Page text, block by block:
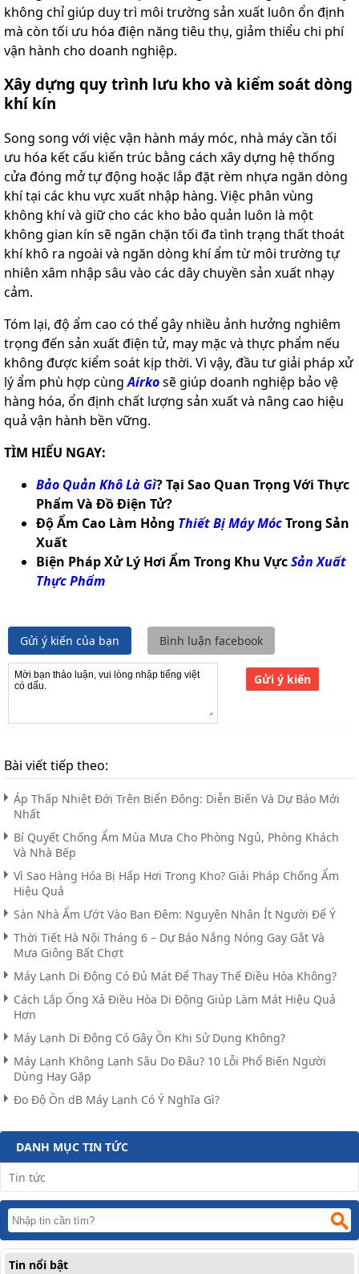
không chỉ giúp duy trì môi trường sản xuất luôn ổn định
mà còn tối ưu hóa điện năng tiêu thụ, giảm thiểu chi phí
vận hành cho doanh nghiệp.
Xây dựng quy trình lưu kho và kiểm soát dòng
khí kín
Song song với việc vận hành máy móc, nhà máy cần tối
ưu hóa kết cấu kiến trúc bằng cách xây dựng hệ thống
cửa đóng mở tự động hoặc lắp đặt rèm nhựa ngăn dòng
khí tại các khu vực xuất nhập hàng. Việc phân vùng
không khí và giữ cho các kho bảo quản luôn là một
không gian kín sẽ ngăn chặn tối đa tình trạng thất thoát
khí khô ra ngoài và ngăn dòng khí ẩm từ môi trường tự
nhiên xâm nhập sâu vào các dây chuyền sản xuất nhạy
cảm.
Tóm lại, độ ẩm cao có thể gây nhiều ảnh hưởng nghiêm
trọng đến sản xuất điện tử, may mặc và thực phẩm nếu
không được kiểm soát kịp thời. Vì vậy, đầu tư giải pháp xử
lý ẩm phù hợp cùngAirkosẽ giúp doanh nghiệp bảo vệ
hàng hóa, ổn định chất lượng sản xuất và nâng cao hiệu
quả vận hành bền vững.
TÌM HIỂU NGAY:
Bảo Quản Khô Là Gì? Tại Sao Quan Trọng Với Thực
Phẩm Và Đồ Điện Tử?
Độ Ẩm Cao Làm Hỏng Thiết Bị Máy MócTrong Sản
Xuất
Biện Pháp Xử Lý Hơi Ẩm Trong Khu VựcSản Xuất
Thực Phẩm
Gửi ý kiến của bạn Bình luận facebook
Gửi ý kiến
Bài viết tiếp theo:
Áp Thấp Nhiệt Đới Trên Biển Đông: Diễn Biến Và Dự Báo Mới
Nhất
Bí Quyết Chống Ẩm Mùa Mưa Cho Phòng Ngủ, Phòng Khách
Và Nhà Bếp
Vì Sao Hàng Hóa Bị Hấp Hơi Trong Kho? Giải Pháp Chống Ẩm
Hiệu Quả
Sàn Nhà Ẩm Ướt Vào Ban Đêm: Nguyên Nhân Ít Người Để Ý
Thời Tiết Hà Nội Tháng 6 – Dự Báo Nắng Nóng Gay Gắt Và
Mưa Giông Bất Chợt
Máy Lạnh Di Động Có Đủ Mát Để Thay Thế Điều Hòa Không?
Cách Lắp Ống Xả Điều Hòa Di Động Giúp Làm Mát Hiệu Quả
Hơn
Máy Lạnh Di Động Có Gây Ồn Khi Sử Dụng Không?
Máy Lạnh Không Lạnh Sâu Do Đâu? 10 Lỗi Phổ Biến Người
Dùng Hay Gặp
Đo Độ Ồn dB Máy Lạnh Có Ý Nghĩa Gì?
DANH MỤC TIN TỨC
Tin tức
Tin nổi bật